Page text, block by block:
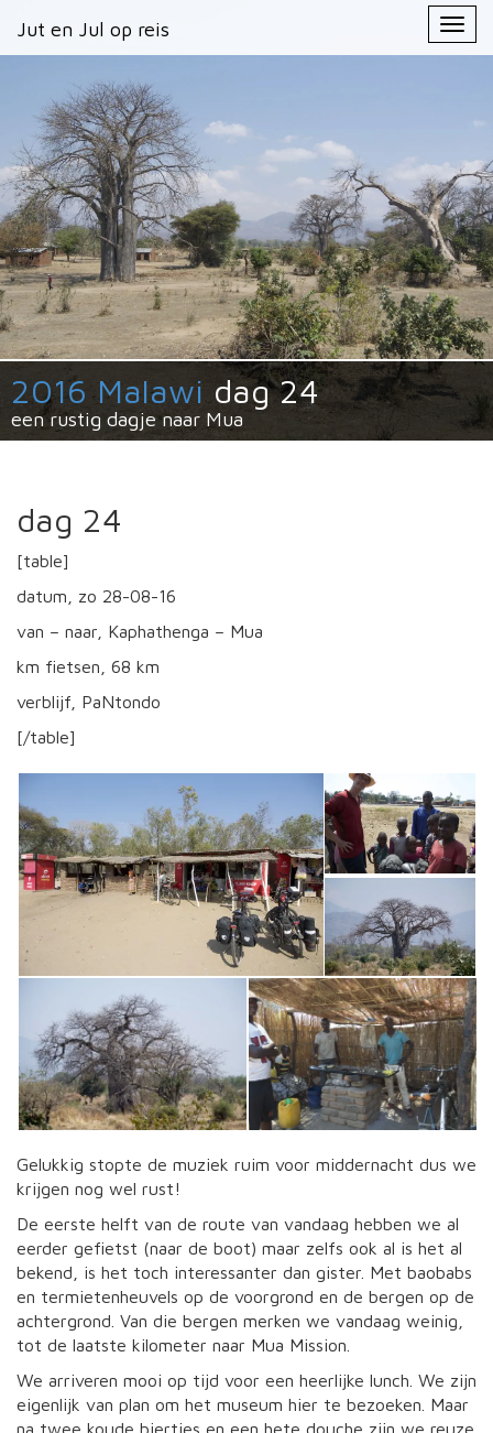
Jut en Jul op reis
Primary
Menu
Jut en Jul op reis
2016 Malawi dag 24
een rustig dagje naar Mua
dag 24
[table]
datum, zo 28-08-16
van – naar, Kaphathenga – Mua
km fietsen, 68 km
verblijf, PaNtondo
[/table]
Gelukkig stopte de muziek ruim voor middernacht dus we
krijgen nog wel rust!
De eerste helft van de route van vandaag hebben we al
eerder gefietst (naar de boot) maar zelfs ook al is het al
bekend, is het toch interessanter dan gister. Met baobabs
en termietenheuvels op de voorgrond en de bergen op de
achtergrond. Van die bergen merken we vandaag weinig,
tot de laatste kilometer naar Mua Mission.
We arriveren mooi op tijd voor een heerlijke lunch. We zijn
eigenlijk van plan om het museum hier te bezoeken. Maar
na twee koude biertjes en een hete douche zijn we reuze